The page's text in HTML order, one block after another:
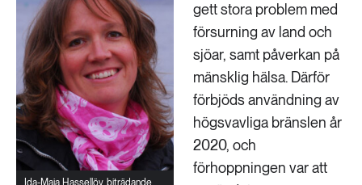
Ida-Maja Hassellöv, biträdande
gett stora problem med
försurning av land och
sjöar, samt påverkan på
mänsklig hälsa. Därför
förbjöds användning av
högsvavliga bränslen år
2020, och
förhoppningen var att